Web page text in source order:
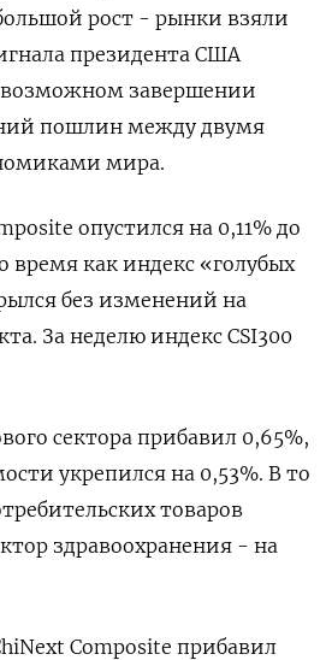
рост - рынки взяли
президента США
возможном завершении
пошлин между двумя
мира.
опустился на 0,11% до
время как индекс «голубых
без изменений на
За неделю индекс CSI300
сектора прибавил 0,65%,
укрепился на 0,53%​. В то
товаров
здравоохранения - на
Composite прибавил